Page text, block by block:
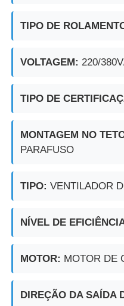
TIPO DE
VOLTAGEM: 220/
TIPO DE
MONTAGEM NO
PARAFUSO
TIPO: VENTILADOR
NÍVEL DE
MOTOR: MOTOR DE
DIREÇÃO DA SAÍDA